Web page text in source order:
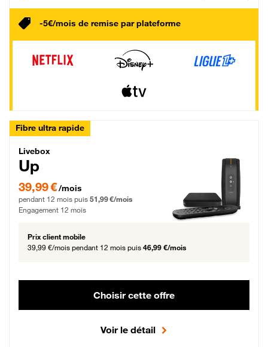
-5€/mois de remise par plateforme
Fibre ultra rapide
Livebox Up Fibre
Livebox
Up
39,99 € par mois pendant 12 mois puis 51,99 € par mois, Engagement 12 mois
39,99 €/mois
pendant 12 mois puis 51,99 €/mois
Engagement 12 mois
Prix client mobile
39,99 €/mois pendant 12 mois puis 46,99 €/mois
Choisir cette offre
Voir le détail